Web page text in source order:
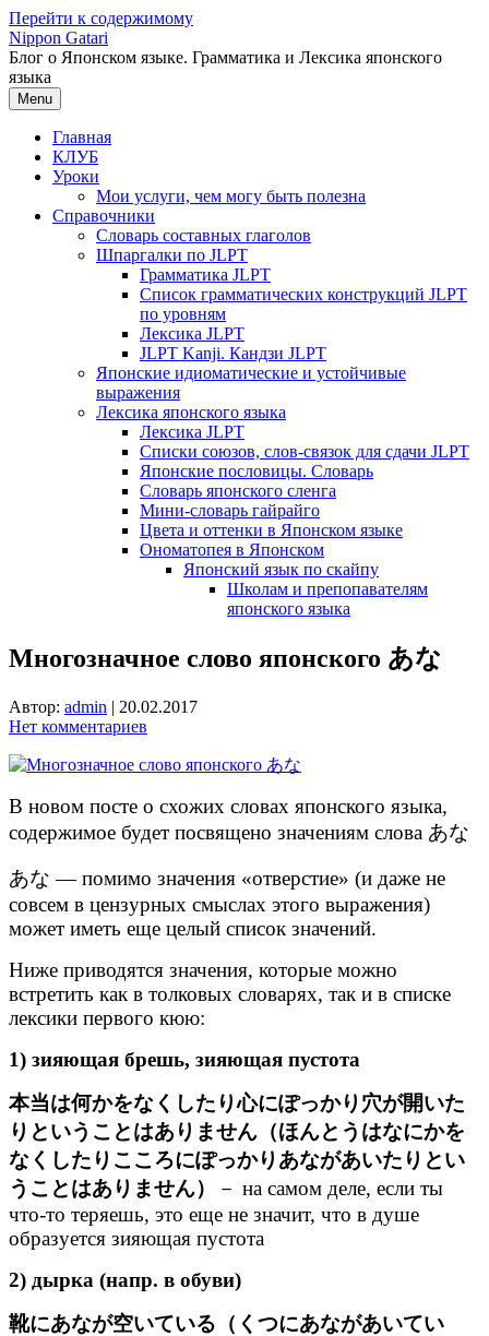
Перейти к содержимому
Nippon Gatari
Блог о Японском языке. Грамматика и Лексика японского
языка
Menu
Главная
КЛУБ
Уроки
Мои услуги, чем могу быть полезна
Справочники
Словарь составных глаголов
Шпаргалки по JLPT
Грамматика JLPT
Список грамматических конструкций JLPT
по уровням
Лексика JLPT
JLPT Kanji. Кандзи JLPT
Японские идиоматические и устойчивые
выражения
Лексика японского языка
Лексика JLPT
Списки союзов, слов-связок для сдачи JLPT
Японские пословицы. Словарь
Словарь японского сленга
Мини-словарь гайрайго
Цвета и оттенки в Японском языке
Ономатопея в Японском
Японский язык по скайпу
Школам и препопавателям
японского языка
Многозначное слово японского あな
Автор: admin | 20.02.2017
Нет комментариев
В новом посте о схожих словах японского языка,
содержимое будет посвящено значениям слова あな
あな — помимо значения «отверстие» (и даже не
совсем в цензурных смыслах этого выражения)
может иметь еще целый список значений.
Ниже приводятся значения, которые можно
встретить как в толковых словарях, так и в списке
лексики первого кюю:
1) зияющая брешь, зияющая пустота
本当は何かをなくしたり心にぽっかり穴が開いた
りということはありません（ほんとうはなにかを
なくしたりこころにぽっかりあながあいたりとい
うことはありません）
－ на самом деле, если ты
что-то теряешь, это еще не значит, что в душе
образуется зияющая пустота
2) дырка (напр. в обуви)
靴にあなが空いている（くつにあながあいてい